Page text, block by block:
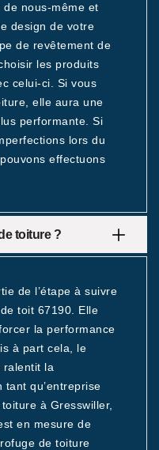
nous-même et
design de votre
de revêtement de
les produits
celui-ci. Si vous
elle aura une
performante. Si
lors du
effectuons
toiture ?
de l’étape à suivre
toit 67190. Elle
la performance
à part cela, le
ralentit la
qu’entreprise
à Gresswiller,
en mesure de
de toiture